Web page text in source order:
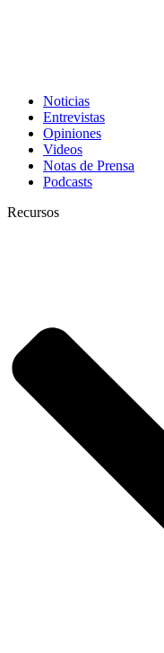
Noticias
Entrevistas
Opiniones
Videos
Notas de Prensa
Podcasts
Recursos